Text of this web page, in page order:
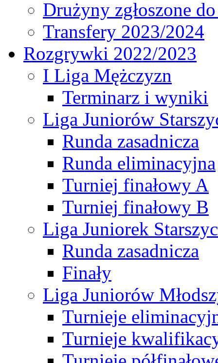
Drużyny zgłoszone
Transfery 2023/2024
Rozgrywki 2022/2023
I Liga Mężczyzn
Terminarz i wyniki
Liga Juniorów
Runda zasadnicza
Runda eliminacyjna
Turniej finałowy A
Turniej finałowy B
Liga Juniorek
Runda zasadnicza
Finały
Liga Juniorów
Turnieje
Turnieje